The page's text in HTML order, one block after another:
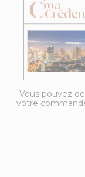
Vous pouvez
votre